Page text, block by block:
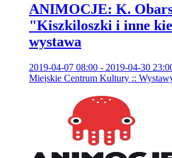
ANIMOCJE: K.
"Kiszkiloszki i inne
wystawa
2019-04-07 08:00 - 2019-04-30
Miejskie Centrum Kultury ::